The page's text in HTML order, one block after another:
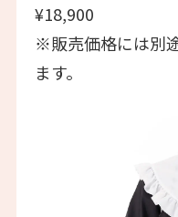
¥18,900
※販売価格には別
ます。